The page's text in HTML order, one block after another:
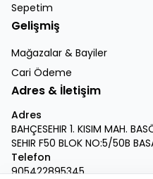
Sepetim
Gelişmiş
Mağazalar & Bayiler
Cari Ödeme
Adres & İletişim
Adres
BAHÇESEHIR 1. KISIM MAH.
SEHIR F50 BLOK NO:5/50B
Telefon
905422895345